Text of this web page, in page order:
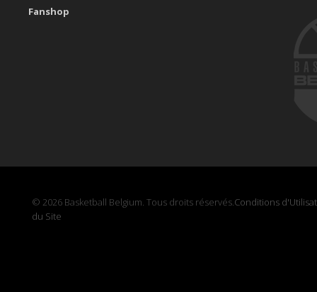
Fanshop
© 2026 Basketball Belgium. Tous droits réservés.Conditions
du Site